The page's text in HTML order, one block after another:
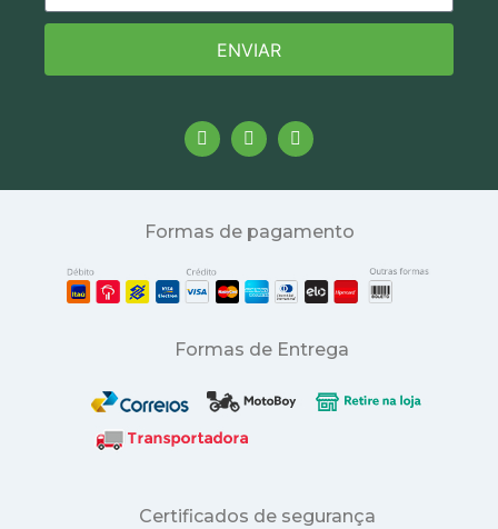
ENVIAR
Formas de pagamento
Formas de Entrega
Certificados de segurança